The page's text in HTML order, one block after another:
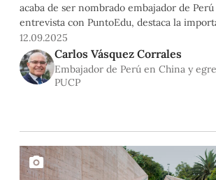
acaba de ser nombrado embajador de
entrevista con PuntoEdu, destaca la
promover la cooperación bilateral y
tecnología, investigación académica e
como de desarrollar las oportunidades
megapuerto de Chancay.
12.09.2025
Carlos Vásquez Corrales
Embajador de Perú en China y
PUCP